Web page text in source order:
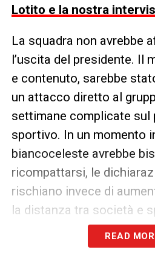
Lotito e la nostra
La squadra non avrebbe
l’uscita del presidente. Il
e contenuto, sarebbe
un attacco diretto al
settimane complicate sul
sportivo. In un momento
biancoceleste avrebbe
ricompattarsi, le
rischiano invece di
la distanza tra società e
READ